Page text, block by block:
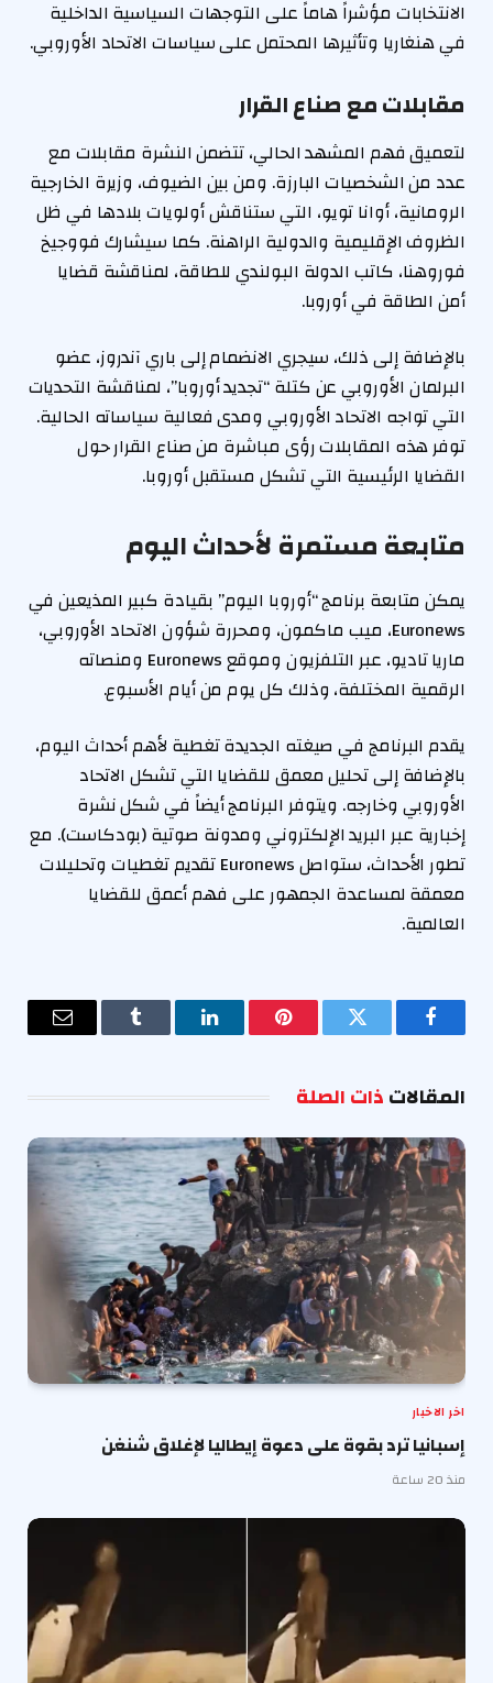
الانتخابات مؤشراً هاماً على التوجهات السياسية الداخلية
في هنغاريا وتأثيرها المحتمل على سياسات الاتحاد الأوروبي.
مقابلات مع صناع القرار
لتعميق فهم المشهد الحالي، تتضمن النشرة مقابلات مع
عدد من الشخصيات البارزة. ومن بين الضيوف، وزيرة الخارجية
الرومانية، أوانا تويو، التي ستناقش أولويات بلادها في ظل
الظروف الإقليمية والدولية الراهنة. كما سيشارك فووجيخ
فوروهنا، كاتب الدولة البولندي للطاقة، لمناقشة قضايا
أمن الطاقة في أوروبا.
بالإضافة إلى ذلك، سيجري الانضمام إلى باري آندروز، عضو
البرلمان الأوروبي عن كتلة “تجديد أوروبا”، لمناقشة التحديات
التي تواجه الاتحاد الأوروبي ومدى فعالية سياساته الحالية.
توفر هذه المقابلات رؤى مباشرة من صناع القرار حول
القضايا الرئيسية التي تشكل مستقبل أوروبا.
متابعة مستمرة لأحداث اليوم
يمكن متابعة برنامج “أوروبا اليوم” بقيادة كبير المذيعين في
Euronews، ميب ماكمون، ومحررة شؤون الاتحاد الأوروبي،
ماريا تاديو، عبر التلفزيون وموقع Euronews ومنصاته
الرقمية المختلفة، وذلك كل يوم من أيام الأسبوع.
يقدم البرنامج في صيغته الجديدة تغطية لأهم أحداث اليوم،
بالإضافة إلى تحليل معمق للقضايا التي تشكل الاتحاد
الأوروبي وخارجه. ويتوفر البرنامج أيضاً في شكل نشرة
إخبارية عبر البريد الإلكتروني ومدونة صوتية (بودكاست). مع
تطور الأحداث، ستواصل Euronews تقديم تغطيات وتحليلات
معمقة لمساعدة الجمهور على فهم أعمق للقضايا
العالمية.
فيسبوك تويتر بينتيريستلينكدإن Tumblr
البريد
المقالاتذات الصلة
اخر الاخبار
إسبانيا ترد بقوة على دعوة إيطاليا لإغلاق شنغن
منذ 20 ساعة